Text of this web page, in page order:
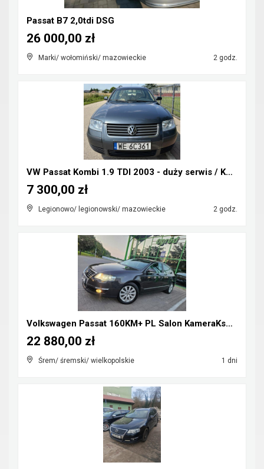
Passat B7 2,0tdi DSG
Marki/ wołomiński/ mazowieckie 2 godz.
26 000,00 zł
VW Passat Kombi 1.9 TDI 2003 - duży serwis / KOLOR...
Legionowo/ legionowski/ mazowieckie 2 godz.
7 300,00 zł
Volkswagen Passat 160KM+ PL Salon KameraKsenonRata...
Śrem/ śremski/ wielkopolskie 1 dni
22 880,00 zł